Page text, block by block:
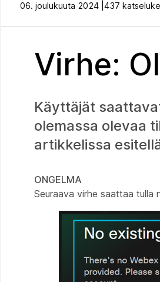
06. joulukuuta 2024 | 437
Virhe:
Käyttäjät
olemassa olevaa
artikkelissa
ONGELMA
Seuraava virhe saattaa tulla